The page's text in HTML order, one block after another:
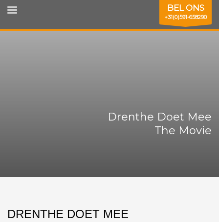
BEL ONS
+31(0)591-658290
Drenthe Doet Mee
The Movie
DRENTHE DOET MEE